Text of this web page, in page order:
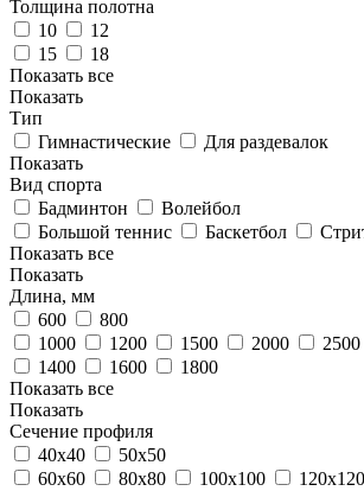
Толщина полотна
10
12
15
18
Показать все
Показать
Тип
Гимнастические
Для раздевалок
Показать
Вид спорта
Бадминтон
Волейбол
Большой теннис
Баскетбол
Показать все
Показать
Длина, мм
600
800
1000
1200 1500 2000 2500
1400
1600
1800
Показать все
Показать
Сечение профиля
40х40
50х50
60х60
80х80 100х100 120х120